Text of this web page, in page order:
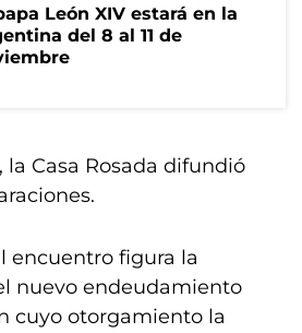
León XIV estará en la
del 8 al 11 de
la Casa Rosada difundió
encuentro figura la
nuevo endeudamiento
cuyo otorgamiento la